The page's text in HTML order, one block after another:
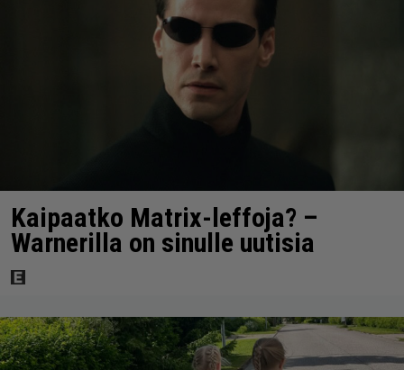
Kaipaatko Matrix-leffoja? –
Warnerilla on sinulle uutisia